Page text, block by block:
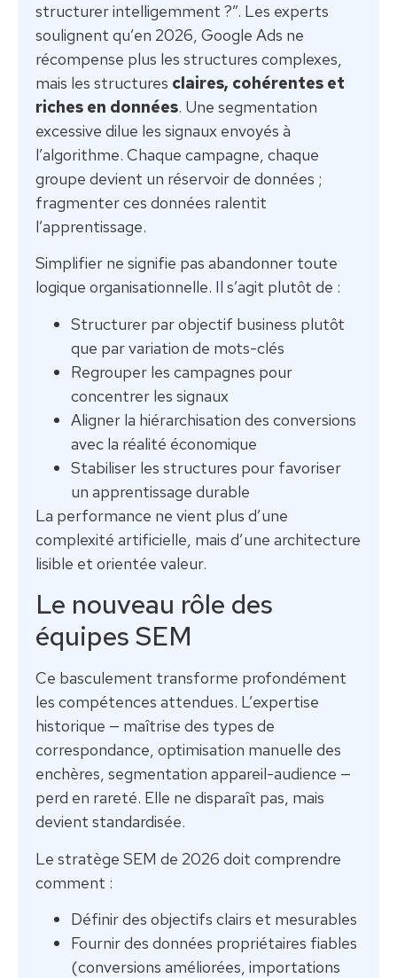
structurer intelligemment ?”. Les experts
soulignent qu’en 2026, Google Ads ne
récompense plus les structures complexes,
mais les structures claires, cohérentes et
riches en données. Une segmentation
excessive dilue les signaux envoyés à
l’algorithme. Chaque campagne, chaque
groupe devient un réservoir de données ;
fragmenter ces données ralentit
l’apprentissage.
Simplifier ne signifie pas abandonner toute
logique organisationnelle. Il s’agit plutôt de :
Structurer par objectif business plutôt
que par variation de mots-clés
Regrouper les campagnes pour
concentrer les signaux
Aligner la hiérarchisation des conversions
avec la réalité économique
Stabiliser les structures pour favoriser
un apprentissage durable
La performance ne vient plus d’une
complexité artificielle, mais d’une architecture
lisible et orientée valeur.
Le nouveau rôle des
équipes SEM
Ce basculement transforme profondément
les compétences attendues. L’expertise
historique — maîtrise des types de
correspondance, optimisation manuelle des
enchères, segmentation appareil-audience —
perd en rareté. Elle ne disparaît pas, mais
devient standardisée.
Le stratège SEM de 2026 doit comprendre
comment :
Définir des objectifs clairs et mesurables
Fournir des données propriétaires fiables
(conversions améliorées, importations